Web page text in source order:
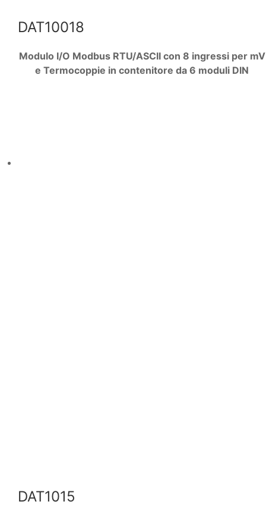
DAT10018
Modulo I/O Modbus RTU/ASCII con 8 ingressi per mV
e Termocoppie in contenitore da 6 moduli DIN
DAT1015